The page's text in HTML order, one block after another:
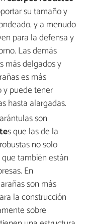
su tamaño y
y a menudo
para la defensa y
Las demás
más delgados y
es más
y puede tener
hasta alargadas.
son
s que las de la
no solo
también están
En
son más
la construcción
sobre